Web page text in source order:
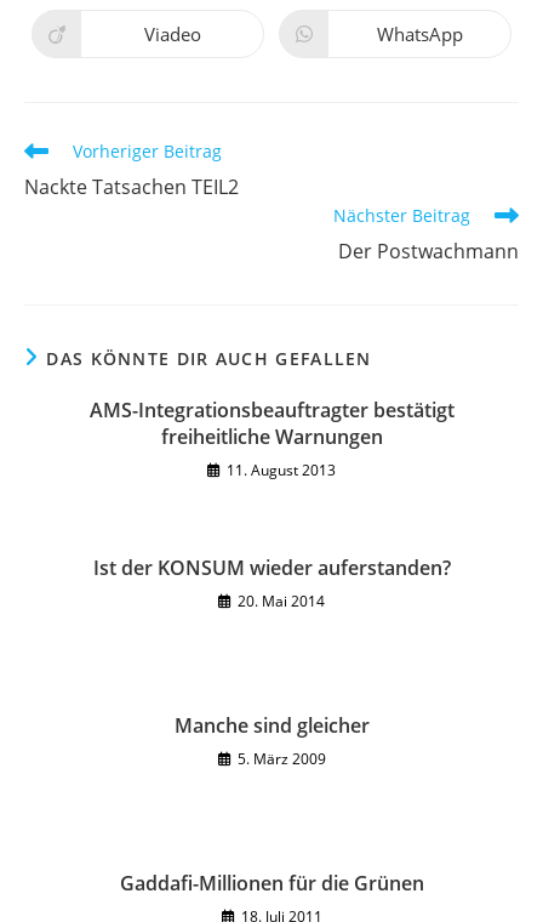
neuen
Fenster
neuen
Fenster
Öffnet
Viadeo Öffnet
WhatsApp
Weitere
Artikel
ansehen
Vorheriger Beitrag
Nackte Tatsachen TEIL2
Nächster Beitrag
Der Postwachmann
DAS KÖNNTE DIR AUCH GEFALLEN
AMS-Integrationsbeauftragter bestätigt
freiheitliche Warnungen
11. August 2013
Ist der KONSUM wieder auferstanden?
20. Mai 2014
Manche sind gleicher
5. März 2009
Gaddafi-Millionen für die Grünen
18. Juli 2011